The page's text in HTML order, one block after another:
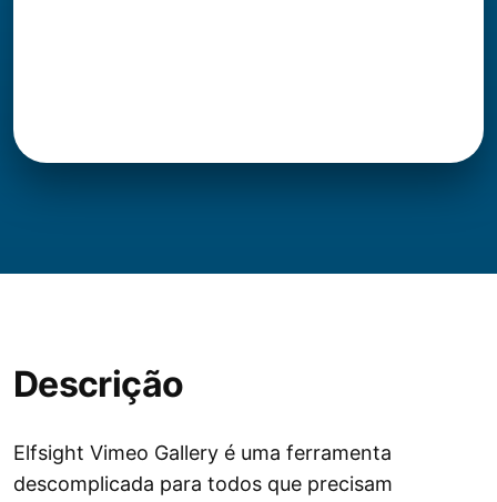
Descrição
Elfsight Vimeo Gallery é uma ferramenta
descomplicada para todos que precisam